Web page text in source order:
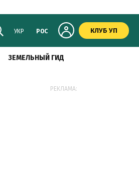
УКР РОС КЛУБ УП
ЗЕМЕЛЬНЫЙ ГИД
РЕКЛАМА: